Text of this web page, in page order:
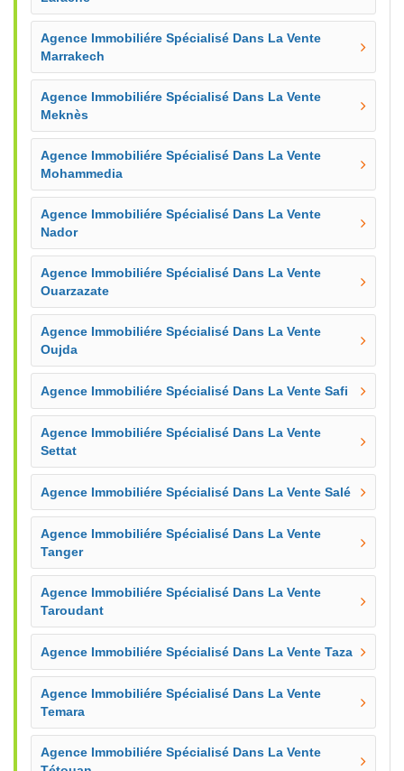
Agence Immobiliére Spécialisé Dans La Vente
Marrakech
Agence Immobiliére Spécialisé Dans La Vente
Meknès
Agence Immobiliére Spécialisé Dans La Vente
Mohammedia
Agence Immobiliére Spécialisé Dans La Vente
Nador
Agence Immobiliére Spécialisé Dans La Vente
Ouarzazate
Agence Immobiliére Spécialisé Dans La Vente
Oujda
Agence Immobiliére Spécialisé Dans La Vente Safi
Agence Immobiliére Spécialisé Dans La Vente
Settat
Agence Immobiliére Spécialisé Dans La Vente Salé
Agence Immobiliére Spécialisé Dans La Vente
Tanger
Agence Immobiliére Spécialisé Dans La Vente
Taroudant
Agence Immobiliére Spécialisé Dans La Vente Taza
Agence Immobiliére Spécialisé Dans La Vente
Temara
Agence Immobiliére Spécialisé Dans La Vente